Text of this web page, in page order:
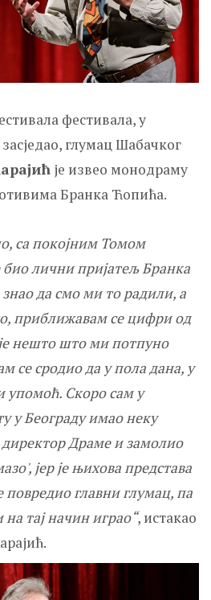
фестивала, у
глумац Шабачког
је извео монодраму
Бранка Ћопића.
са покојним Томом
био лични пријатељ Бранка
да смо ми то радили, а
приближавам се цифри од
нешто што ми потпуно
се сродио да у пола дана, у
упомоћ. Скоро сам у
у Београду имао неку
директор Драме и замолио
', јер је њихова представа
повредио главни глумац, па
на тај начин играо“, истакао